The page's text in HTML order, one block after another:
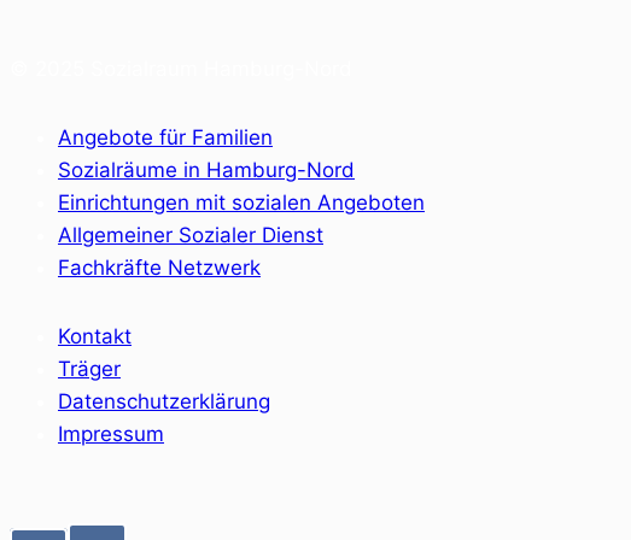
Angebote für Familien
Sozialräume in Hamburg-Nord
Einrichtungen mit sozialen Angeboten
Allgemeiner Sozialer Dienst
Fachkräfte Netzwerk
Kontakt
Träger
Datenschutzerklärung
Impressum